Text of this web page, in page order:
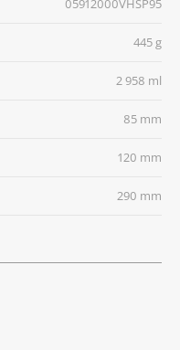
05912000VHSP95
445 g
2 958 ml
85 mm
120 mm
290 mm